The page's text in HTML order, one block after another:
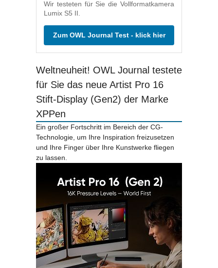
Wir testeten für Sie die Vollformatkamera
Lumix S5 II.
Zum OWL Journal Test - klick hier
Weltneuheit! OWL Journal testete
für Sie das neue Artist Pro 16
Stift-Display (Gen2) der Marke
XPPen
Ein großer Fortschritt im Bereich der CG-
Technologie, um Ihre Inspiration freizusetzen
und Ihre Finger über Ihre Kunstwerke fliegen
zu lassen.